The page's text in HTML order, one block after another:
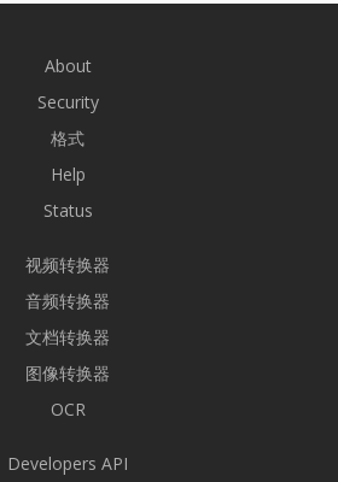
About
Security
格式
Help
Status
视频转换器
音频转换器
文档转换器
图像转换器
OCR
Developers API